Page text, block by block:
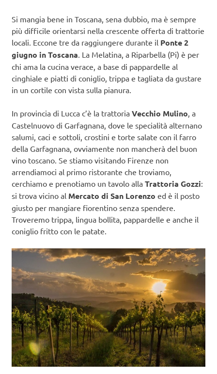
Si mangia bene in Toscana, sena dubbio, ma è sempre
più difficile orientarsi nella crescente offerta di trattorie
locali. Eccone tre da raggiungere durante il Ponte 2
giugno in Toscana . La Melatina, a Riparbella (Pi) è per
chi ama la cucina verace, a base di pappardelle al
cinghiale e piatti di coniglio, trippa e tagliata da gustare
in un cortile con vista sulla pianura.
In provincia di Lucca c’è la trattoria Vecchio Mulino , a
Castelnuovo di Garfagnana, dove le specialità alternano
salumi, caci e sottoli, crostini e torte salate con il farro
della Garfagnana, ovviamente non mancherà del buon
vino toscano. Se stiamo visitando Firenze non
arrendiamoci al primo ristorante che troviamo,
cerchiamo e prenotiamo un tavolo alla Trattoria Gozzi:
si trova vicino al Mercato di San Lorenzo ed è il posto
giusto per mangiare fiorentino senza spendere.
Troveremo trippa, lingua bollita, pappardelle e anche il
coniglio fritto con le patate.